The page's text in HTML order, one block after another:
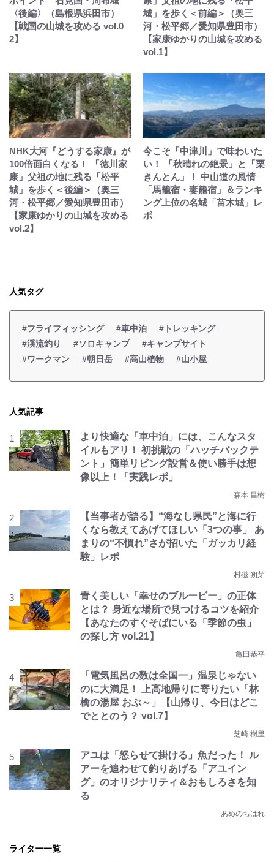
〈後編〉（島根県浜田市）
【戦国の山城を攻める vol.0
2】
城」を歩く＜前編＞（奥三
河・松平郷／愛知県豊田市）
【家康ゆかりの山城を攻める
vol.1】
NHK大河『どうする家康』が
100倍面白くなる！ 「徳川家
康」父祖の地に残る「松平
城」を歩く＜後編＞（奥三
河・松平郷／愛知県豊田市）
【家康ゆかりの山城を攻める
vol.2】
今こそ「中津川」で味わいた
い！ 「秋晴れの絶景」と「栗
きんとん」！ 中山道の風情
「馬籠宿・妻籠宿」＆ランキ
ング上位の名城「苗木城」レ
ポ
人気タグ
#フライフィッシング #車中泊
#トレッキング
#渓流釣り
#ソロキャンプ
#キャンプサイト
#ワークマン
#朝日岳 #高山植物 #山小屋
人気記事
より快適な「車中泊」には、こんなスタ
イルもアリ！ 初挑戦の「ハッチバックテ
ント」簡単リビング設営＆使い勝手は想
像以上！「実践レポ」
森本 昌樹
【当事者が語る】“海なし県民”と海に行
くなら教えてあげてほしい「3つの事」 あ
まりの“不慣れ”さが招いた「ガッカリ経
験」レポ
村磁 朔芽
青く美しい「幸せのブルービー」の正体
とは？ 身近な場所で見つけるコツを紹介
【あなたのすぐそばにいる「季節の虫」
の探し方 vol.21】
亀田恭平
「電気風呂の数は全国一」温泉じゃない
のに大満足！ 上高地帰りに寄りたい「林
檎の湯屋 おぶ～」【山帰り、今日はどこ
でととのう？ vol.7】
芝崎 樹里
アユは「怒らせて掛ける」魚だった！ ル
アーを追わせて釣りあげる「アユイン
グ」のオリジナリティ＆おもしろさを知
る
あめのちはれ
ライター一覧